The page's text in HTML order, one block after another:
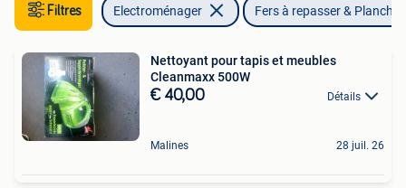
Filtres Electroménager Fers à repasser &
Nettoyant pour tapis et meubles
Cleanmaxx 500W
€ 40,00 Détails
Malines 28 juil. 26